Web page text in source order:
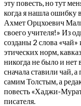
эту повесть, но тут
когда я нашла ошибку
Ахмет Орцхоевич
своего учителя!» Из
созданы 2 слова
этических норм,
никогда не было и нет
сначала ставили чай,
самим Толстым, а
повесть «Хаджи-
писателя.